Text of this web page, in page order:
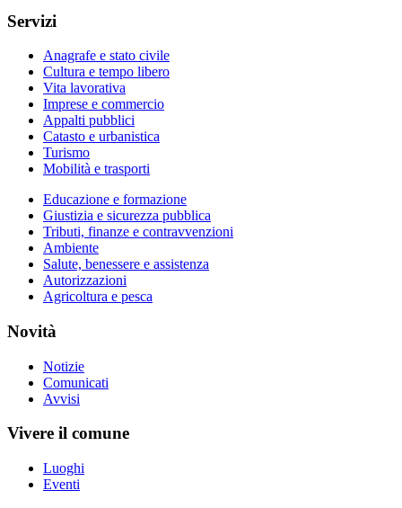
Servizi
Anagrafe e stato civile
Cultura e tempo libero
Vita lavorativa
Imprese e commercio
Appalti pubblici
Catasto e urbanistica
Turismo
Mobilità e trasporti
Educazione e formazione
Giustizia e sicurezza pubblica
Tributi, finanze e contravvenzioni
Ambiente
Salute, benessere e assistenza
Autorizzazioni
Agricoltura e pesca
Novità
Notizie
Comunicati
Avvisi
Vivere il comune
Luoghi
Eventi